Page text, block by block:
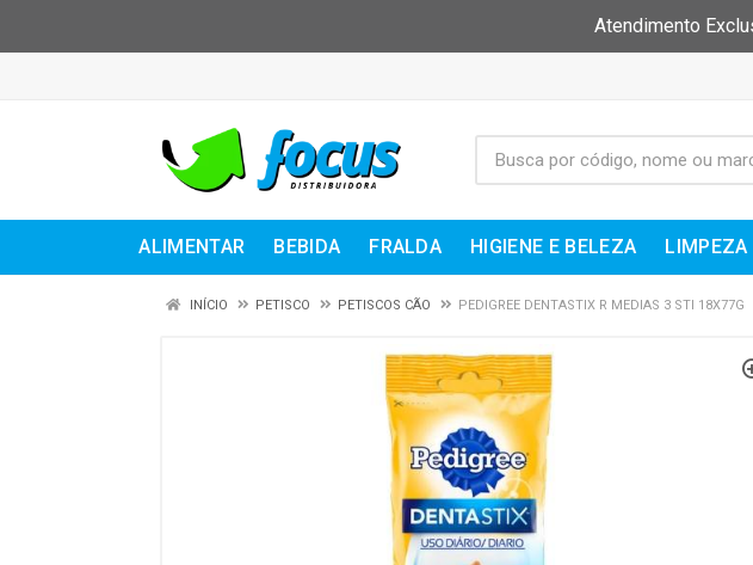
Atendimento
ALIMENTAR BEBIDA FRALDA HIGIENE E BELEZA LIMPEZA
INÍCIO PETISCO PETISCOS CÃO PEDIGREE DENTASTIX R MEDIAS 3 STI 18X77G